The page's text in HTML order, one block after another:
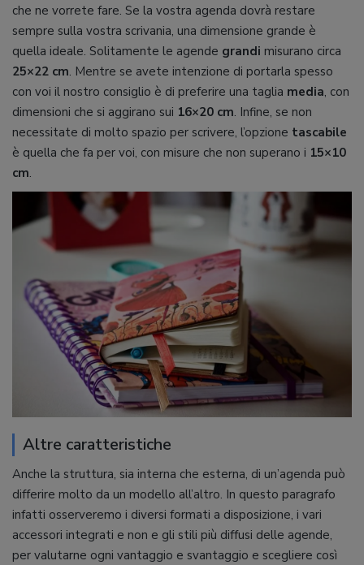
che ne vorrete fare. Se la vostra agenda dovrà restare
sempre sulla vostra scrivania, una dimensione grande è
quella ideale. Solitamente le agende grandi misurano circa
25×22 cm. Mentre se avete intenzione di portarla spesso
con voi il nostro consiglio è di preferire una taglia media, con
dimensioni che si aggirano sui 16×20 cm. Infine, se non
necessitate di molto spazio per scrivere, l’opzione tascabile
è quella che fa per voi, con misure che non superano i 15×10
cm.
Altre caratteristiche
Anche la struttura, sia interna che esterna, di un’agenda può
differire molto da un modello all’altro. In questo paragrafo
infatti osserveremo i diversi formati a disposizione, i vari
accessori integrati e non e gli stili più diffusi delle agende,
per valutarne ogni vantaggio e svantaggio e scegliere così